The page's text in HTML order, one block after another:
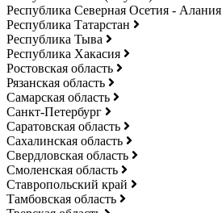
Республика Северная Осетия - Алания
Республика Татарстан
Республика Тыва
Республика Хакасия
Ростовская область
Рязанская область
Самарская область
Санкт-Петербург
Саратовская область
Сахалинская область
Свердловская область
Смоленская область
Ставропольский край
Тамбовская область